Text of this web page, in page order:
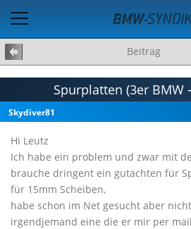
Beitrag
Spurplatten (3er BMW
Skydiver81
Hi Leutz
Ich habe ein problem und zwar mit
brauche dringent ein gutachten für
für 15mm Scheiben,
habe schon im Net gesucht aber
irgendjemand eine die er mir per mail